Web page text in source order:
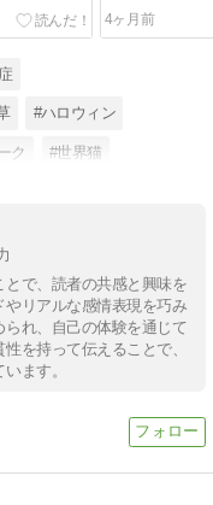
4ヶ月前
#ハロウィン
ク #世界猫
とで、読者の共感と興味を
リアルな感情表現を巧み
れ、自己の体験を通じて
を持って伝えることで、
ます。